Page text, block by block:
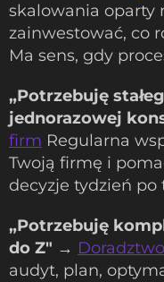
skalowania oparty
zainwestować, co
Ma sens, gdy
„Potrzebuję
jednorazowej
firm Regularna
Twoją firmę i
decyzje tydzień po
„Potrzebuję
do Z" →
audyt, plan,